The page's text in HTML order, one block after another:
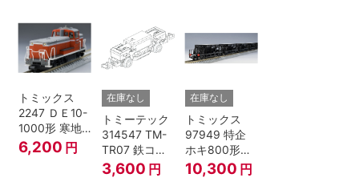
トミックス
2247 ＤＥ10-
1000形 寒地
型･高崎車両
センター Nゲ
6,200 円
在庫なし
トミーテック
314547 TM-
TR07 鉄コレ
動力ユニット
2軸車用
3,600 円
在庫なし
トミックス
97949 特企
ホキ800形貨
車 ＪＲ東日本
仕様タイプ 8
10,300 円